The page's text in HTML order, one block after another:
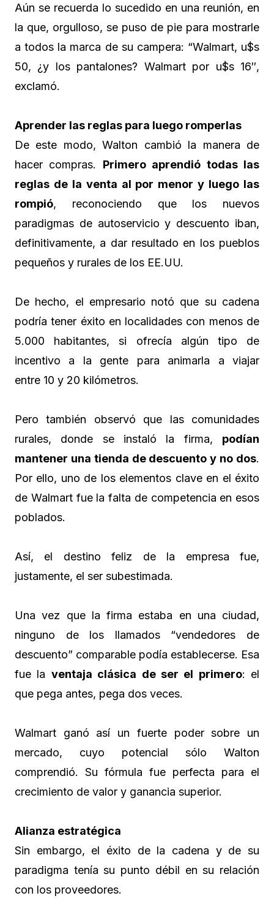
Aún se recuerda lo sucedido en una reunión, en
la que, orgulloso, se puso de pie para mostrarle
a todos la marca de su campera: “Walmart, u$s
50, ¿y los pantalones? Walmart por u$s 16″,
exclamó.
Aprender las reglas para luego romperlas
De este modo, Walton cambió la manera de
hacer compras. Primero aprendió todas las
reglas de la venta al por menor y luego las
rompió, reconociendo que los nuevos
paradigmas de autoservicio y descuento iban,
definitivamente, a dar resultado en los pueblos
pequeños y rurales de los EE.UU.
De hecho, el empresario notó que su cadena
podría tener éxito en localidades con menos de
5.000 habitantes, si ofrecía algún tipo de
incentivo a la gente para animarla a viajar
entre 10 y 20 kilómetros.
Pero también observó que las comunidades
rurales, donde se instaló la firma, podían
mantener una tienda de descuento y no dos.
Por ello, uno de los elementos clave en el éxito
de Walmart fue la falta de competencia en esos
poblados.
Así, el destino feliz de la empresa fue,
justamente, el ser subestimada.
Una vez que la firma estaba en una ciudad,
ninguno de los llamados “vendedores de
descuento” comparable podía establecerse. Esa
fue la ventaja clásica de ser el primero: el
que pega antes, pega dos veces.
Walmart ganó así un fuerte poder sobre un
mercado, cuyo potencial sólo Walton
comprendió. Su fórmula fue perfecta para el
crecimiento de valor y ganancia superior.
Alianza estratégica
Sin embargo, el éxito de la cadena y de su
paradigma tenía su punto débil en su relación
con los proveedores.